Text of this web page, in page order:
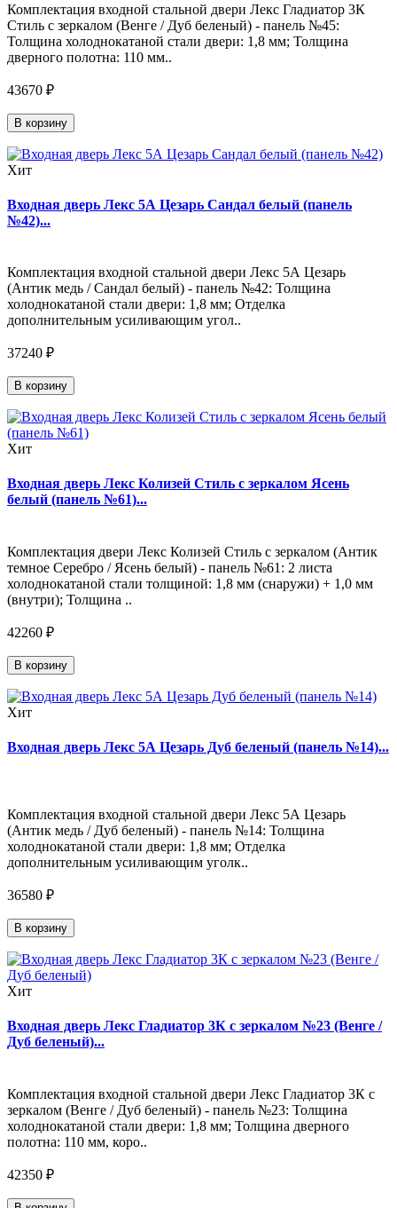
Комплектация входной стальной двери Лекс Гладиатор 3К
Стиль с зеркалом (Венге / Дуб беленый) - панель №45:
Толщина холоднокатаной стали двери: 1,8 мм; Толщина
дверного полотна: 110 мм..
43670 ₽
В корзину
Хит
Входная дверь Лекс 5А Цезарь Сандал белый (панель
№42)...
Комплектация входной стальной двери Лекс 5А Цезарь
(Антик медь / Сандал белый) - панель №42: Толщина
холоднокатаной стали двери: 1,8 мм; Отделка
дополнительным усиливающим угол..
37240 ₽
В корзину
Хит
Входная дверь Лекс Колизей Стиль с зеркалом Ясень
белый (панель №61)...
Комплектация двери Лекс Колизей Стиль с зеркалом (Антик
темное Серебро / Ясень белый) - панель №61: 2 листа
холоднокатаной стали толщиной: 1,8 мм (снаружи) + 1,0 мм
(внутри); Толщина ..
42260 ₽
В корзину
Хит
Входная дверь Лекс 5А Цезарь Дуб беленый (панель №14)...
Комплектация входной стальной двери Лекс 5А Цезарь
(Антик медь / Дуб беленый) - панель №14: Толщина
холоднокатаной стали двери: 1,8 мм; Отделка
дополнительным усиливающим уголк..
36580 ₽
В корзину
Хит
Входная дверь Лекс Гладиатор 3К с зеркалом №23 (Венге /
Дуб беленый)...
Комплектация входной стальной двери Лекс Гладиатор 3К с
зеркалом (Венге / Дуб беленый) - панель №23: Толщина
холоднокатаной стали двери: 1,8 мм; Толщина дверного
полотна: 110 мм, коро..
42350 ₽